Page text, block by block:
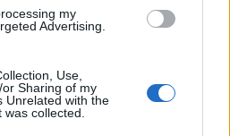
my
Advertising.
Use,
Sharing of my
Unrelated with the
collected.